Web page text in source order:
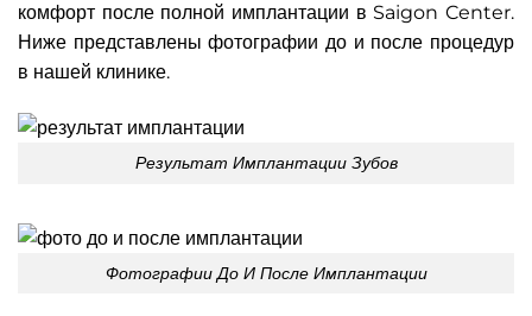
комфорт после полной имплантации в Saigon Center.
Ниже представлены фотографии до и после процедур
в нашей клинике.
Результат Имплантации Зубов
Фотографии До И После Имплантации